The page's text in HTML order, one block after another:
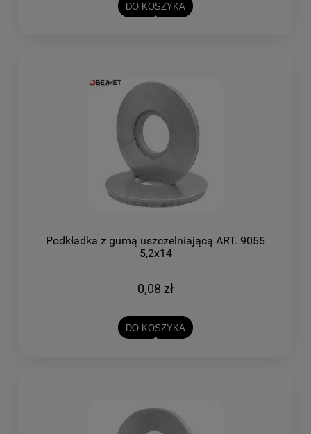
DO KOSZYKA
Podkładka z gumą uszczelniającą ART. 9055
5,2x14
0,08 zł
DO KOSZYKA